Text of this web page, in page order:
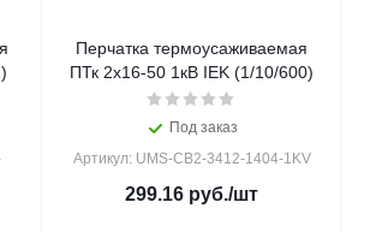
Перчатка термоусаживаемая
ПТк 2х16-50 1кВ IEK (1/10/600)
Под заказ
Артикул: UMS-CB2-3412-1404-1KV
299.16 руб./шт